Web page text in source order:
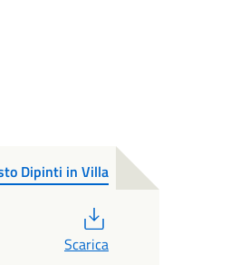
Dipinti in Villa
Scarica